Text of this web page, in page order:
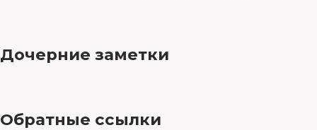
Дочерние заметки
Обратные ссылки